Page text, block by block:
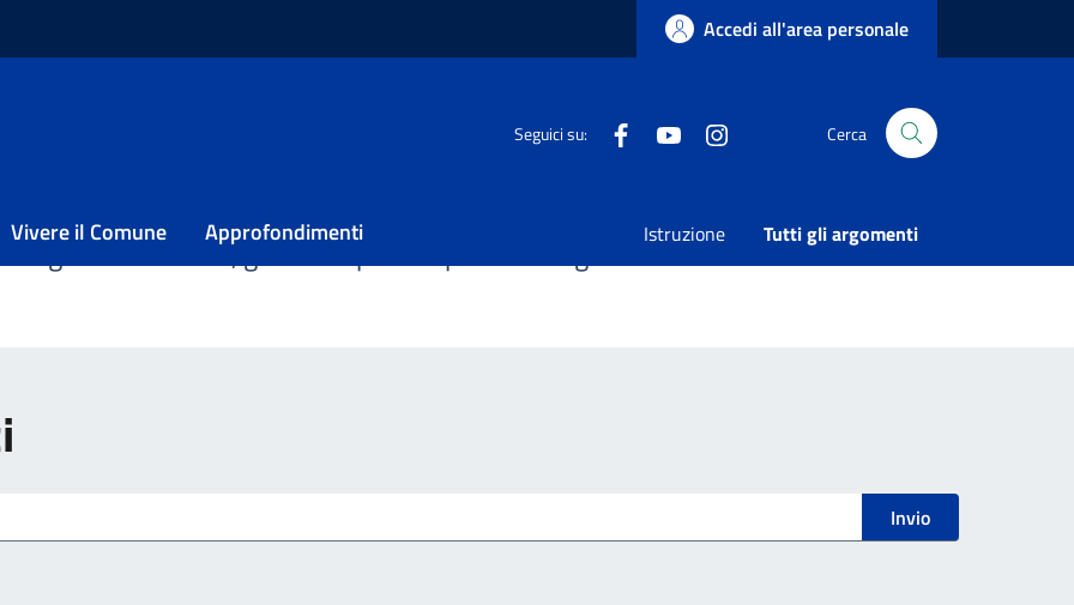
Accedi all'area personale
Seguici su: FacebookYoutube Cerca
Vivere il Comune Approfondimenti Istruzione Tutti gli argomenti
Uffici di Città, gli uffici aperti al pubblico e gli uffici assistenziali.
Invio